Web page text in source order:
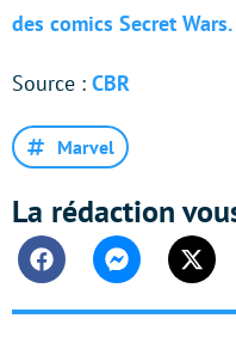
des comics Secret Wars.
Source : CBR
Marvel
La rédaction
FacebookMessenger